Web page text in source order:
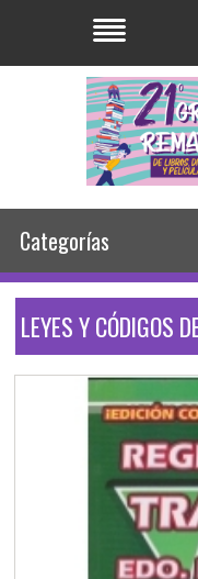
Categorías
LEYES Y CÓDIGOS